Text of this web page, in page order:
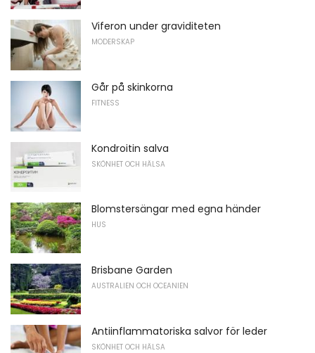
Viferon under graviditeten
MODERSKAP
Går på skinkorna
FITNESS
Kondroitin salva
SKÖNHET OCH HÄLSA
Blomstersängar med egna händer
HUS
Brisbane Garden
AUSTRALIEN OCH OCEANIEN
Antiinflammatoriska salvor för leder
SKÖNHET OCH HÄLSA